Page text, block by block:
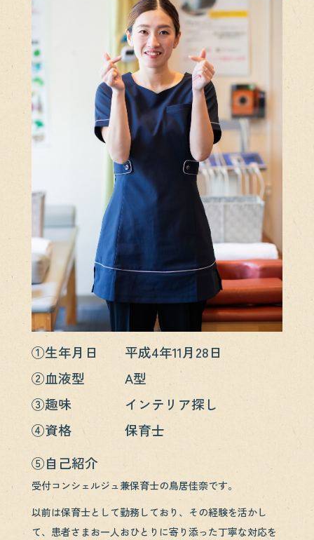
①生年月日 平成4年11月28日
②血液型 A型
③趣味 インテリア探し
④資格 保育士
⑤自己紹介
受付コンシェルジュ兼保育士の鳥居佳奈です。
以前は保育士として勤務しており、その経験を活かし
て、患者さまお一人おひとりに寄り添った丁寧な対応を